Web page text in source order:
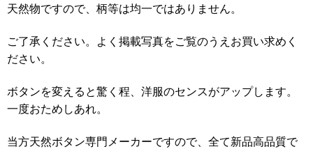
天然物ですので、柄等は均一ではありません。
ご了承ください。よく掲載写真をご覧のうえお買い求めく
ださい。
ボタンを変えると驚く程、洋服のセンスがアップします。
一度おためしあれ。
当方天然ボタン専門メーカーですので、全て新品高品質で